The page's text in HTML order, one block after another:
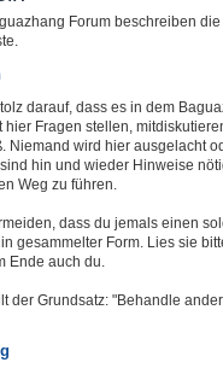
Forum beschreiben
darauf, dass es in dem
hier Fragen stellen,
Niemand wird hier ausgelacht
hin und wieder Hinweise
Weg zu führen.
dass du jemals einen
gesammelter Form. Lies sie
Ende auch du.
der Grundsatz: "Behandle